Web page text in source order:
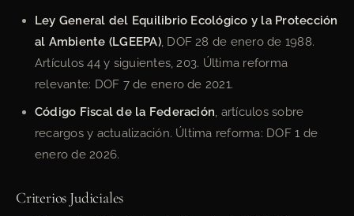
Ley General del Equilibrio Ecológico y la Protección
al Ambiente (LGEEPA), DOF 28 de enero de 1988.
Artículos 44 y siguientes, 203. Última reforma
relevante: DOF 7 de enero de 2021.
Código Fiscal de la Federación , artículos sobre
recargos y actualización. Última reforma: DOF 1 de
enero de 2026.
Criterios Judiciales